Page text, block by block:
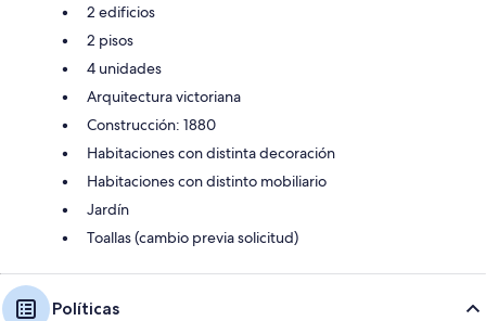
2 edificios
2 pisos
4 unidades
Arquitectura victoriana
Construcción: 1880
Habitaciones con distinta decoración
Habitaciones con distinto mobiliario
Jardín
Toallas (cambio previa solicitud)
Políticas